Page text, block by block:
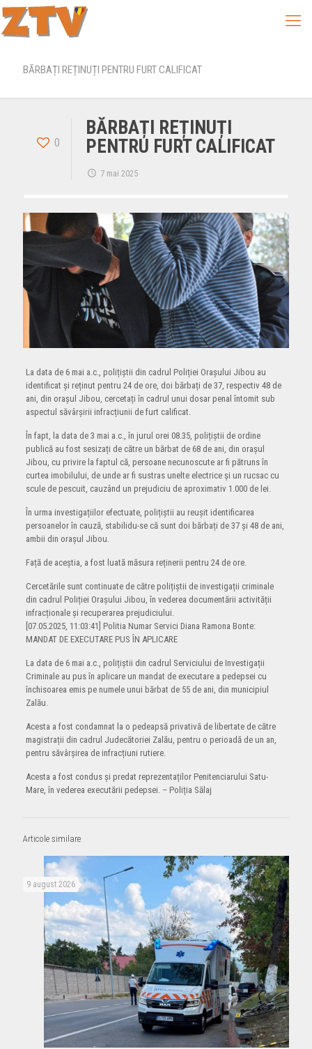
BĂRBAȚI REȚINUȚI PENTRU FURT CALIFICAT
0
BĂRBAȚI REȚINUȚI
PENTRU FURT CALIFICAT
7 mai 2025
La data de 6 mai a.c., polițiștii din cadrul Poliției Orașului Jibou au
identificat și reținut pentru 24 de ore, doi bărbați de 37, respectiv 48 de
ani, din orașul Jibou, cercetați în cadrul unui dosar penal întomit sub
aspectul săvârșirii infracțiunii de furt calificat.
În fapt, la data de 3 mai a.c., în jurul orei 08.35, polițiștii de ordine
publică au fost sesizați de către un bărbat de 68 de ani, din orașul
Jibou, cu privire la faptul că, persoane necunoscute ar fi pătruns în
curtea imobilului, de unde ar fi sustras unelte electrice și un rucsac cu
scule de pescuit, cauzând un prejudiciu de aproximativ 1.000 de lei.
În urma investigațiilor efectuate, polițiștii au reușit identificarea
persoanelor în cauză, stabilidu-se că sunt doi bărbați de 37 și 48 de ani,
ambii din orașul Jibou.
Față de aceștia, a fost luată măsura reținerii pentru 24 de ore.
Cercetările sunt continuate de către polițiștii de investigații criminale
din cadrul Poliției Orașului Jibou, în vederea documentării activității
infracționale și recuperarea prejudiciului.
[07.05.2025, 11:03:41] Politia Numar Servici Diana Ramona Bonte:
MANDAT DE EXECUTARE PUS ÎN APLICARE
La data de 6 mai a.c., polițiștii din cadrul Serviciului de Investigații
Criminale au pus în aplicare un mandat de executare a pedepsei cu
închisoarea emis pe numele unui bărbat de 55 de ani, din municipiul
Zalău.
Acesta a fost condamnat la o pedeapsă privativă de libertate de către
magistrații din cadrul Judecătoriei Zalău, pentru o perioadă de un an,
pentru săvârșirea de infracțiuni rutiere.
Acesta a fost condus și predat reprezentaților Penitenciarului Satu-
Mare, în vederea executării pedepsei. – Poliția Sālaj
Articole similare
9 august 2026